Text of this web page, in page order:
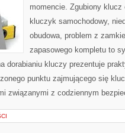
momencie. Zgubiony
kluczyk samochodowy,
obudowa, problem z
zapasowego kompletu to
dorabianiu kluczy prezentuje
punktu zajmującego się
związanymi z codziennym